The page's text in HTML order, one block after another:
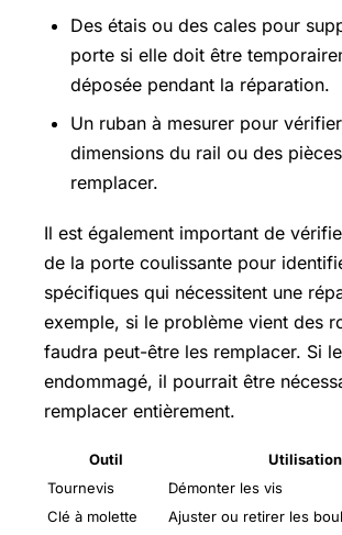
Des étais ou des cales pour
porte si elle doit être
déposée pendant la réparation.
Un ruban à mesurer pour
dimensions du rail ou des
remplacer.
Il est également important de
de la porte coulissante pour
spécifiques qui nécessitent une
exemple, si le problème vient des
faudra peut-être les remplacer. Si
endommagé, il pourrait être
remplacer entièrement.
Outil
Utilisation
Tournevis
Démonter les vis
Clé à molette
Ajuster ou retirer les